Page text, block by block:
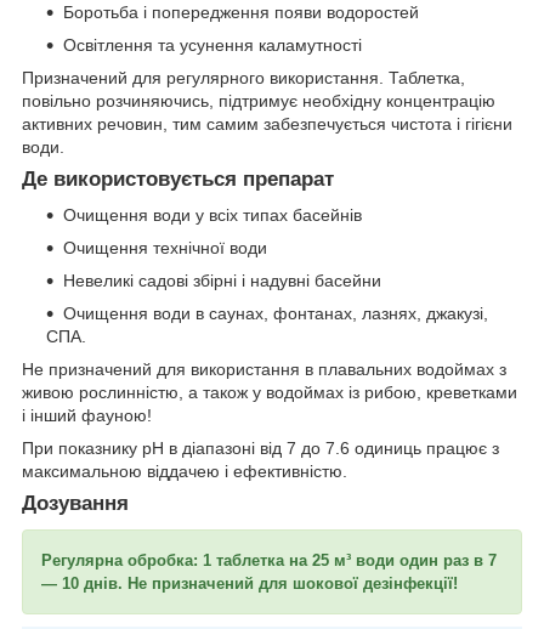
Боротьба і попередження появи водоростей
Освітлення та усунення каламутності
Призначений для регулярного використання. Таблетка,
повільно розчиняючись, підтримує необхідну концентрацію
активних речовин, тим самим забезпечується чистота і гігієни
води.
Де використовується препарат
Очищення води у всіх типах басейнів
Очищення технічної води
Невеликі садові збірні і надувні басейни
Очищення води в саунах, фонтанах, лазнях, джакузі,
СПА.
Не призначений для використання в плавальних водоймах з
живою рослинністю, а також у водоймах із рибою, креветками
і інший фауною!
При показнику pH в діапазоні від 7 до 7.6 одиниць працює з
максимальною віддачею і ефективністю.
Дозування
Регулярна обробка: 1 таблетка на 25 м³ води один раз в 7
— 10 днів. Не призначений для шокової дезінфекції!